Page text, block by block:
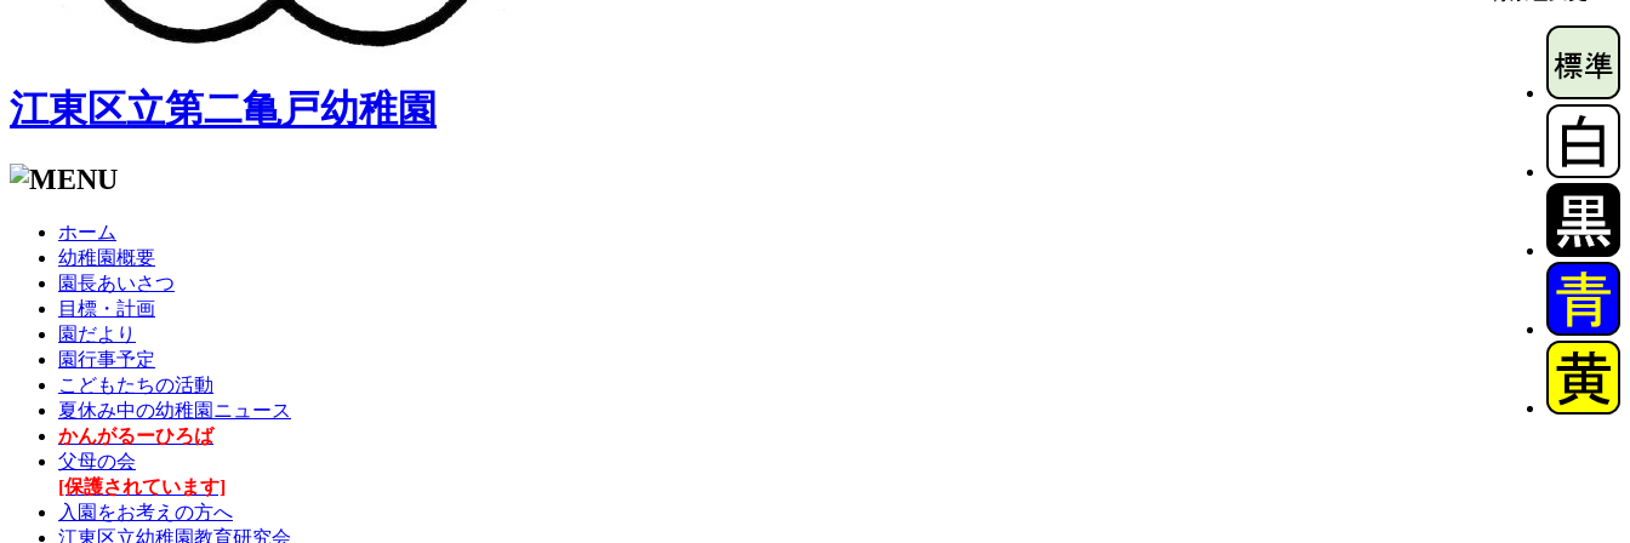
江東区立第二亀戸幼稚園
ホーム
幼稚園概要
園長あいさつ
目標・計画
園だより
園行事予定
こどもたちの活動
夏休み中の幼稚園ニュース
かんがるーひろば
父母の会
[保護されています]
入園をお考えの方へ
江東区立幼稚園教育研究会